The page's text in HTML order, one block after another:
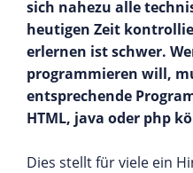
sich nahezu alle
heutigen Zeit
erlernen ist schwer.
programmieren will,
entsprechende
HTML, java oder php
Dies stellt für viele ein